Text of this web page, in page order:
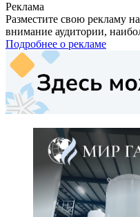
Реклама
Разместите свою рекламу
внимание аудитории,
Подробнее о рекламе